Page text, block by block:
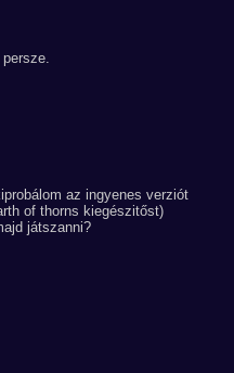
az ingyenes verziót
of thorns kiegészitőst)
játszanni?